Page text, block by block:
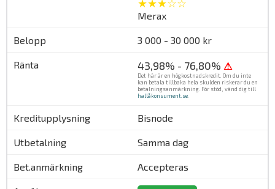
★★★☆☆
Merax
3 000 - 30 000 kr
43,98% - 76,80% ⚠
Det här är en högkostnadskredit. Om du inte
kan betala tillbaka hela skulden riskerar du en
betalningsanmärkning. För stöd, vänd dig till
hallåkonsument.se
Bisnode
Samma dag
Accepteras